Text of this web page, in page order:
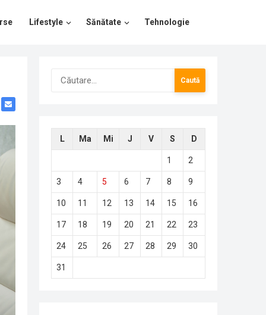
Lifestyle Sănătate Tehnologie
Caută
după:
L Ma Mi J V S D
1 2
3 4 5 6 7 8 9
10 11 12 13 14 15 16
17 18 19 20 21 22 23
24 25 26 27 28 29 30
31